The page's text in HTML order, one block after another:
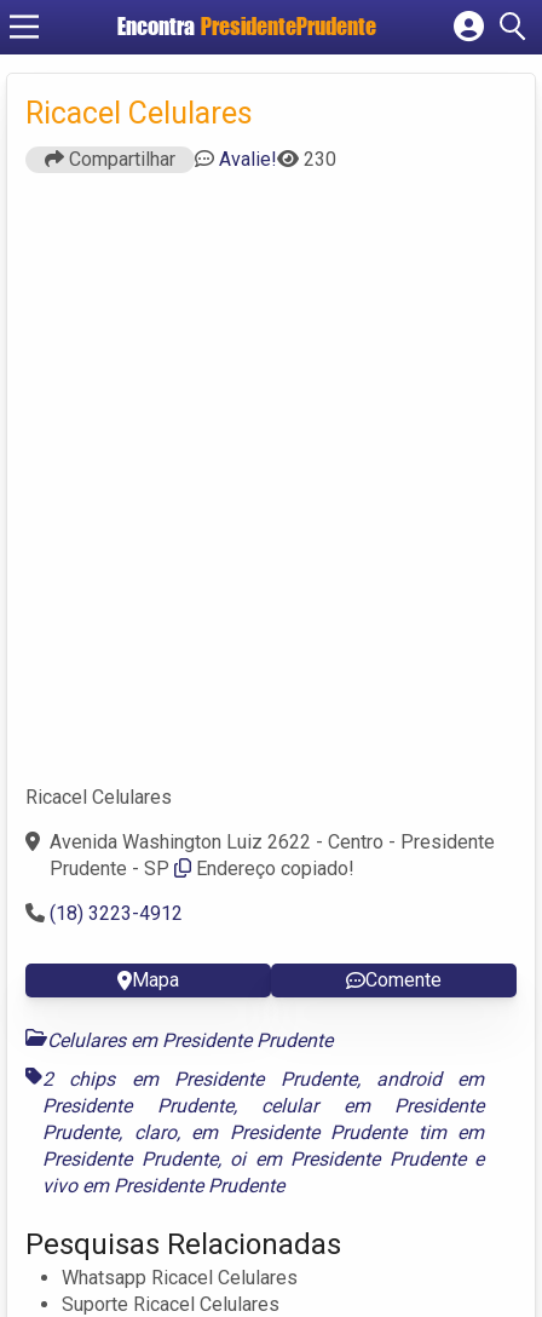
Encontra PresidentePrudente
Cadastrar empresa
Criar conta
Ricacel Celulares
Compartilhar Avalie! 230
Ricacel Celulares
Avenida Washington Luiz 2622 - Centro - Presidente
Prudente - SP
Endereço copiado!
(18) 3223-4912
Mapa Comente
Celulares em Presidente Prudente
2 chips em Presidente Prudente, android em
Presidente Prudente, celular em Presidente
Prudente, claro, em Presidente Prudente tim em
Presidente Prudente, oi em Presidente Prudentee
vivo em Presidente Prudente
Pesquisas Relacionadas
Whatsapp Ricacel Celulares
Suporte Ricacel Celulares